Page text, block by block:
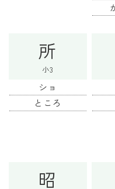
所
小3
ショ
ところ
昭